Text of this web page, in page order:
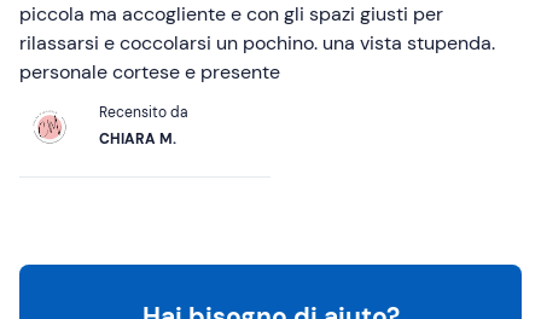
piccola ma accogliente e con gli spazi giusti per
rilassarsi e coccolarsi un pochino. una vista stupenda.
personale cortese e presente
Recensito da
CHIARA M.